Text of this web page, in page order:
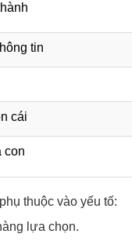
tin
cái
con
thuộc vào yếu tố:
lựa chọn.